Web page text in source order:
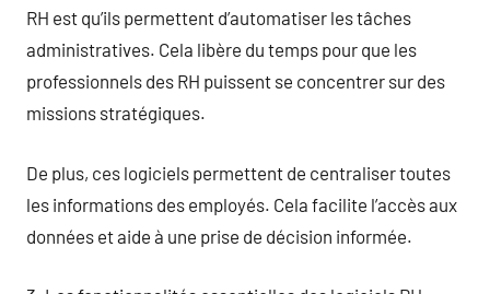
RH est qu’ils permettent d’automatiser les tâches
administratives. Cela libère du temps pour que les
professionnels des RH puissent se concentrer sur des
missions stratégiques.
De plus, ces logiciels permettent de centraliser toutes
les informations des employés. Cela facilite l’accès aux
données et aide à une prise de décision informée.